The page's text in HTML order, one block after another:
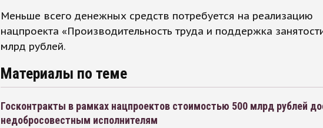
Меньше всего денежных средств потребуется на реализацию
нацпроекта «Производительность труда и поддержка
млрд рублей.
Материалы по теме
Госконтракты в рамках нацпроектов стоимостью 500 млрд рублей
недобросовестным исполнителям